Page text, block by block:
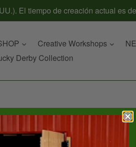
El tiempo de creación actual es
expandir
Creative Workshops
Derby Collection